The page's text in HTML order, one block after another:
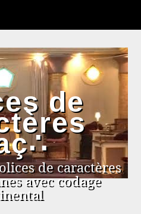
de
de caractères
avec codage